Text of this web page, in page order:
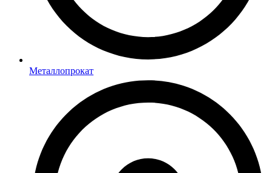
Металлопрокат